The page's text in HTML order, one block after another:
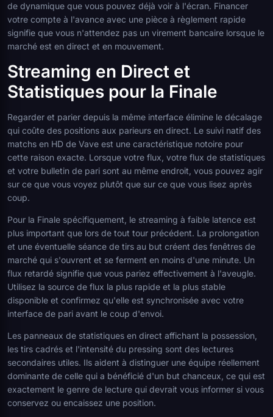
de dynamique que vous pouvez déjà voir à l'écran. Financer
votre compte à l'avance avec une pièce à règlement rapide
signifie que vous n'attendez pas un virement bancaire lorsque le
marché est en direct et en mouvement.
Streaming en Direct et
Statistiques pour la Finale
Regarder et parier depuis la même interface élimine le décalage
qui coûte des positions aux parieurs en direct. Le suivi natif des
matchs en HD de Vave est une caractéristique notoire pour
cette raison exacte. Lorsque votre flux, votre flux de statistiques
et votre bulletin de pari sont au même endroit, vous pouvez agir
sur ce que vous voyez plutôt que sur ce que vous lisez après
coup.
Pour la Finale spécifiquement, le streaming à faible latence est
plus important que lors de tout tour précédent. La prolongation
et une éventuelle séance de tirs au but créent des fenêtres de
marché qui s'ouvrent et se ferment en moins d'une minute. Un
flux retardé signifie que vous pariez effectivement à l'aveugle.
Utilisez la source de flux la plus rapide et la plus stable
disponible et confirmez qu'elle est synchronisée avec votre
interface de pari avant le coup d'envoi.
Les panneaux de statistiques en direct affichant la possession,
les tirs cadrés et l'intensité du pressing sont des lectures
secondaires utiles. Ils aident à distinguer une équipe réellement
dominante de celle qui a bénéficié d'un but chanceux, ce qui est
exactement le genre de lecture qui devrait vous informer si vous
conservez ou encaissez une position.